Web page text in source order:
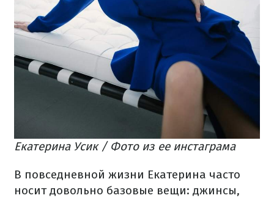
Екатерина Усик / Фото из ее инстаграма
В повседневной жизни Екатерина часто
носит довольно базовые вещи: джинсы,